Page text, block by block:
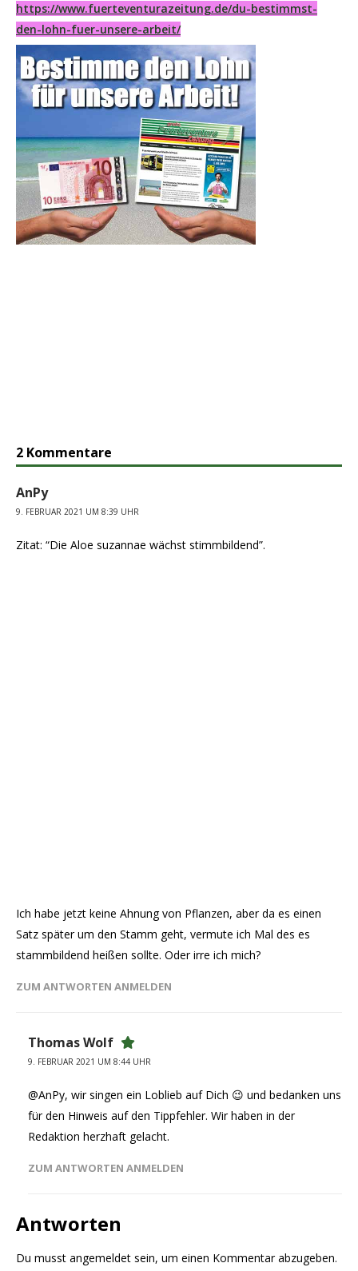
https://www.fuerteventurazeitung.de/du-bestimmst-
den-lohn-fuer-unsere-arbeit/
2 Kommentare
AnPy
9. FEBRUAR 2021 UM 8:39 UHR
Zitat: “Die Aloe suzannae wächst stimmbildend”.
Ich habe jetzt keine Ahnung von Pflanzen, aber da es einen
Satz später um den Stamm geht, vermute ich Mal des es
stammbildend heißen sollte. Oder irre ich mich?
ZUM ANTWORTEN ANMELDEN
Thomas Wolf
9. FEBRUAR 2021 UM 8:44 UHR
@AnPy, wir singen ein Loblieb auf Dich 😉 und bedanken uns
für den Hinweis auf den Tippfehler. Wir haben in der
Redaktion herzhaft gelacht.
ZUM ANTWORTEN ANMELDEN
Antworten
Du musst angemeldet sein, um einen Kommentar abzugeben.